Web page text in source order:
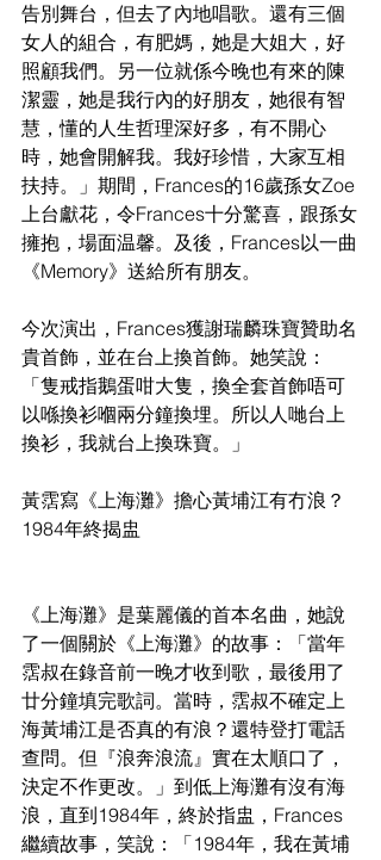
告別舞台，但去了內地唱歌。還有三個
女人的組合，有肥媽，她是大姐大，好
照顧我們。另一位就係今晚也有來的陳
潔靈，她是我行內的好朋友，她很有智
慧，懂的人生哲理深好多，有不開心
時，她會開解我。我好珍惜，大家互相
扶持。」期間，Frances的16歲孫女Zoe
上台獻花，令Frances十分驚喜，跟孫女
擁抱，場面温馨。及後，Frances以一曲
《Memory》送給所有朋友。
今次演出，Frances獲謝瑞麟珠寶贊助名
貴首飾，並在台上換首飾。她笑說：
「隻戒指鵝蛋咁大隻，換全套首飾唔可
以喺換衫嗰兩分鐘換埋。所以人哋台上
換衫，我就台上換珠寶。」
黃霑寫《上海灘》擔心黃埔江有冇浪？
1984年終揭盅
《上海灘》是葉麗儀的首本名曲，她說
了一個關於《上海灘》的故事：「當年
霑叔在錄音前一晚才收到歌，最後用了
廿分鐘填完歌詞。當時，霑叔不確定上
海黃埔江是否真的有浪？還特登打電話
查問。但『浪奔浪流』實在太順口了，
決定不作更改。」到低上海灘有沒有海
浪，直到1984年，終於指盅，Frances
繼續故事，笑說：「1984年，我在黃埔